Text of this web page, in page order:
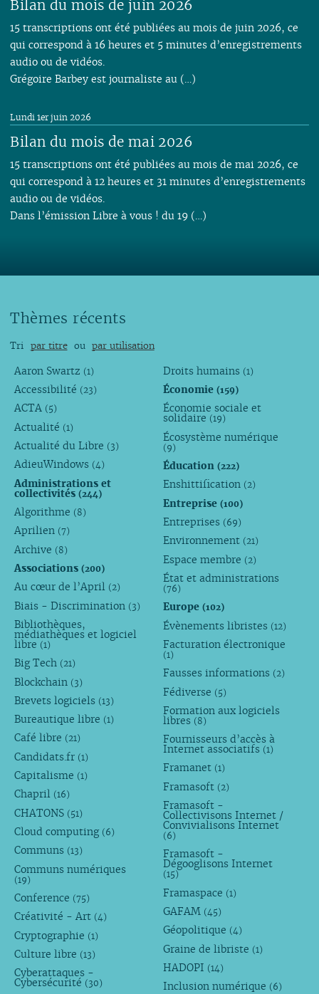
Bilan du mois de juin 2026
15 transcriptions ont été publiées au mois de juin 2026, ce
qui correspond à 16 heures et 5 minutes d’enregistrements
audio ou de vidéos.
Grégoire Barbey est journaliste au (…)
Bilan du mois de mai 2026
Lundi 1er juin 2026
15 transcriptions ont été publiées au mois de mai 2026, ce
qui correspond à 12 heures et 31 minutes d’enregistrements
audio ou de vidéos.
Dans l’émission Libre à vous ! du 19 (…)
Thèmes récents
Tri par titre ou par utilisation
Aaron Swartz (1)
Accessibilité (23)
ACTA (5)
Actualité (1)
Actualité du Libre (3)
AdieuWindows (4)
Administrations et
collectivités (244)
Algorithme (8)
Aprilien (7)
Archive (8)
Associations (200)
Au cœur de l’April (2)
Biais - Discrimination (3)
Bibliothèques,
médiathèques et logiciel
libre (1)
Big Tech (21)
Blockchain (3)
Brevets logiciels (13)
Bureautique libre (1)
Café libre (21)
Candidats.fr (1)
Capitalisme (1)
Chapril (16)
CHATONS (51)
Cloud computing (6)
Communs (13)
Communs numériques
(19)
Conference (75)
Créativité - Art (4)
Cryptographie (1)
Culture libre (13)
Cyberattaques -
Cybersécurité (30)
Droits humains (1)
Économie(159)
Économie sociale et
solidaire (19)
Écosystème numérique
(9)
Éducation(222)
Enshittification (2)
Entreprise(100)
Entreprises (69)
Environnement (21)
Espace membre (2)
État et administrations
(76)
Europe(102)
Évènements libristes (12)
Facturation électronique
(1)
Fausses informations (2)
Fédiverse (5)
Formation aux logiciels
libres (8)
Fournisseurs d’accès à
Internet associatifs (1)
Framanet (1)
Framasoft (2)
Framasoft -
Collectivisons Internet /
Convivialisons Internet
(6)
Framasoft -
Dégooglisons Internet
(15)
Framaspace (1)
GAFAM (45)
Géopolitique (4)
Graine de libriste (1)
HADOPI (14)
Inclusion numérique (6)